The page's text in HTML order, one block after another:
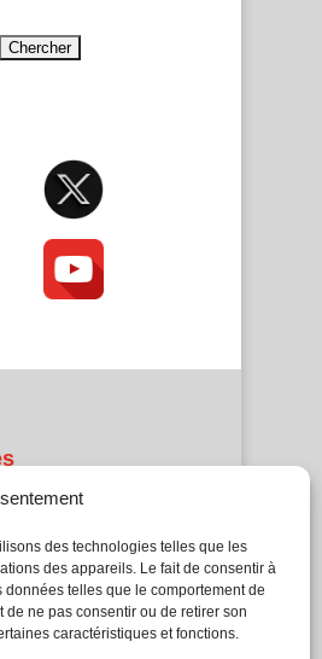
des technologies telles que les
des appareils. Le fait de consentir à
telles que le comportement de
ne pas consentir ou de retirer son
caractéristiques et fonctions.